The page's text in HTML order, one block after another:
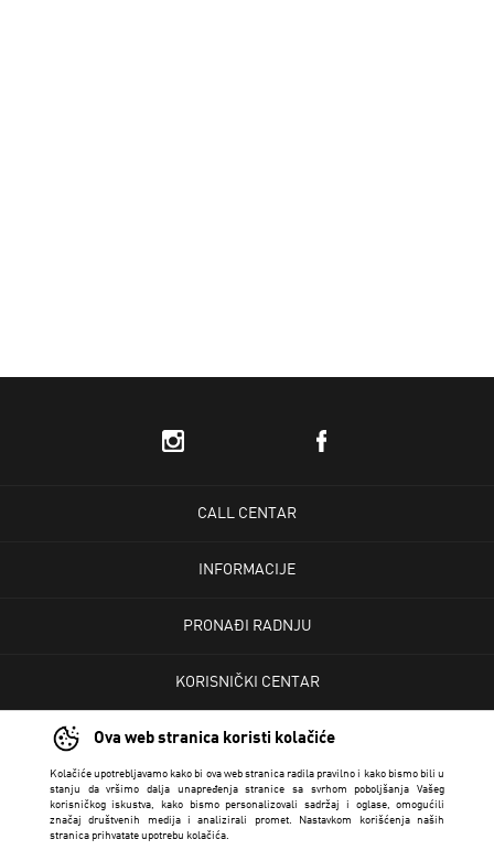
Ova web stranica koristi kolačiće
Kolačiće upotrebljavamo kako bi ova web stranica radila pravilno i kako bismo bili u
stanju da vršimo dalja unapređenja stranice sa svrhom poboljšanja Vašeg
korisničkog iskustva, kako bismo personalizovali sadržaj i oglase, omogućili
značaj društvenih medija i analizirali promet. Nastavkom korišćenja naših
stranica prihvatate upotrebu kolačića.
CALL CENTAR
INFORMACIJE
PRONAĐI RADNJU
KORISNIČKI CENTAR
USLOVI PRODAJE